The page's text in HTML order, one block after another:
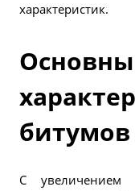
характеристик.
С увеличением